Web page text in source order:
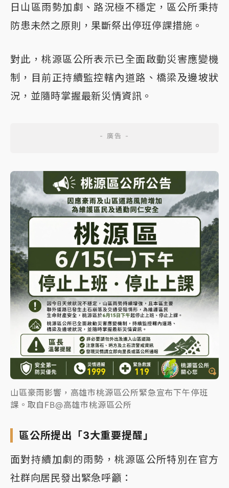
日山區雨勢加劇、路況極不穩定，區公所秉持
防患未然之原則，果斷祭出停班停課措施。
對此，桃源區公所表示已全面啟動災害應變機
制，目前正持續監控轄內道路、橋梁及邊坡狀
況，並隨時掌握最新災情資訊。
山區豪雨影響，高雄市桃源區公所緊急宣布下午停班
課。取自FB@高雄市桃源區公所
區公所提出「3大重要提醒」
面對持續加劇的雨勢，桃源區公所特別在官方
社群向居民發出緊急呼籲：